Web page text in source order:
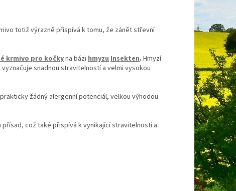
totiž výrazně přispívá k tomu, že zánět střevní
krmivo pro kočkyna bázi hmyzuInsekten. Hmyzí
vyznačuje snadnou stravitelností a velmi vysokou
žádný alergennípotenciál, velkou výhodou
což také přispívá k vynikající stravitelnosti a